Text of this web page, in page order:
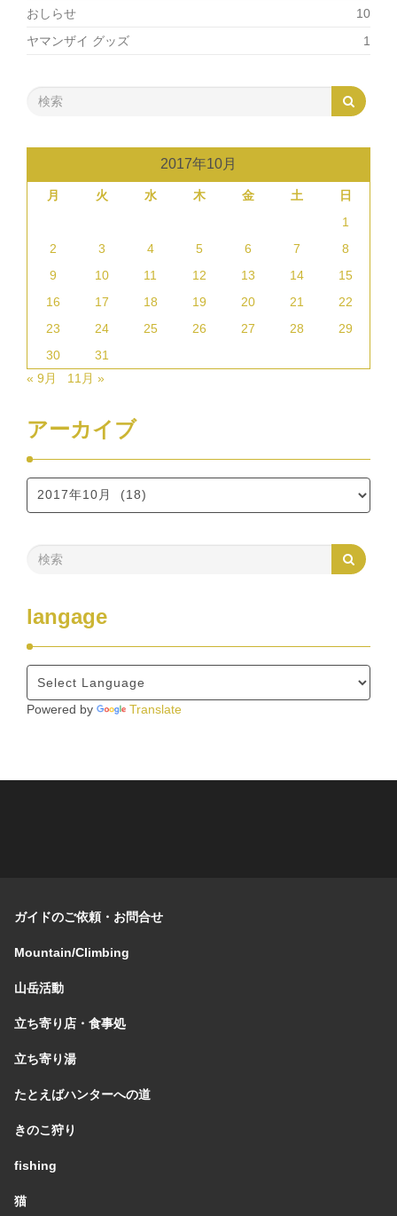
おしらせ
10
ヤマンザイ グッズ
1
2017年10月
月 火 水 木 金 土
日
1
2
3 4 5 6 7
8
9
10 11 12 13 14
15
16
17 18 19 20 21
22
23
24 25 26 27 28
29
30
31
« 9月
11月 »
アーカイブ
langage
Powered by Translate
ガイドのご依頼・お問合せ
Mountain/Climbing
山岳活動
立ち寄り店・食事処
立ち寄り湯
たとえばハンターへの道
きのこ狩り
fishing
猫